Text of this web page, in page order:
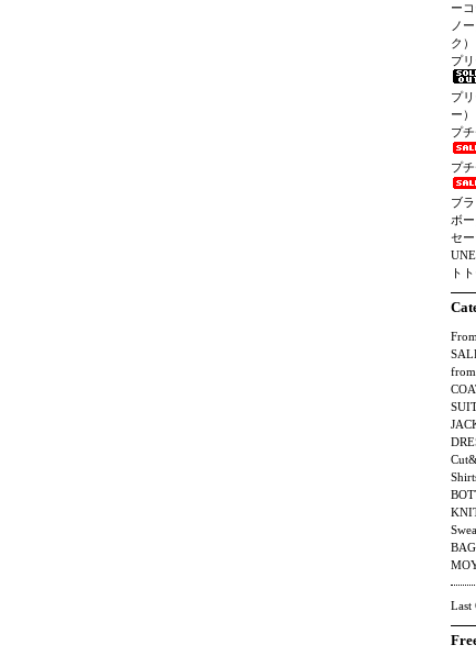
ーコ
ノ
ク）
プ
プ
ー）
プ
プ
ブ
ボー
セ
ト
BAG
Last